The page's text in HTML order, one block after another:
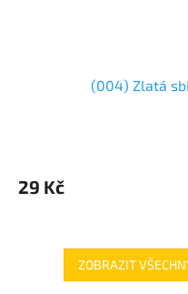
(004) Zlatá
29 Kč
ZOBRAZIT